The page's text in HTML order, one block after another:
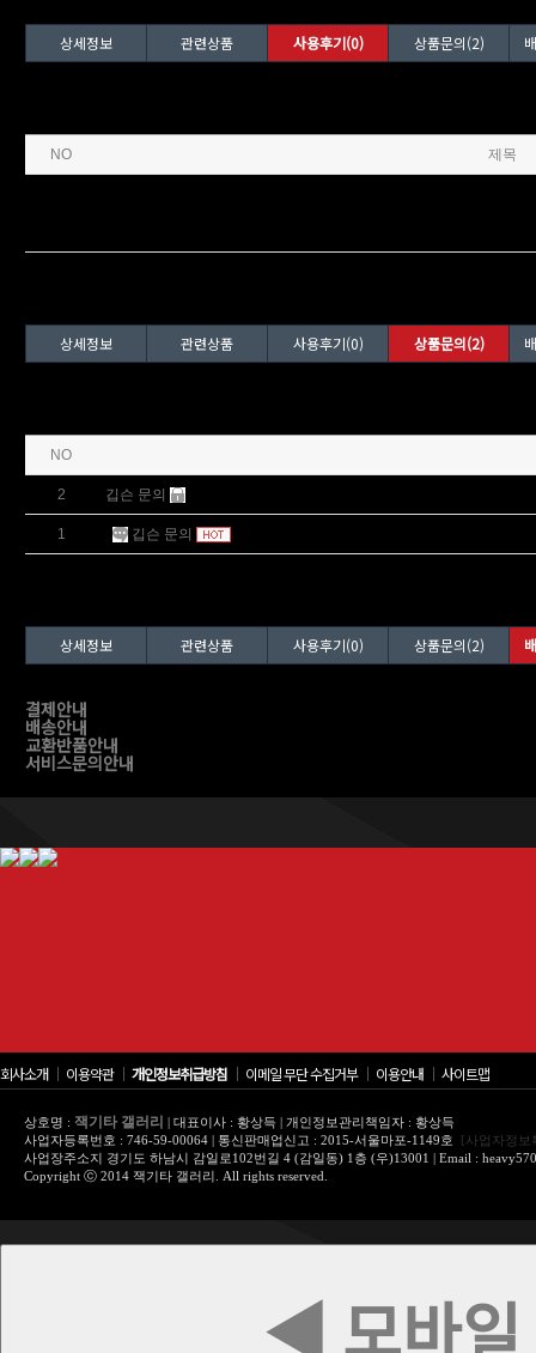
상세정보 관련상품 사용후기(0) 상품문의(2)
상세정보 관련상품 사용후기(0) 상품문의(2)
상세정보 관련상품 사용후기(0) 상품문의(2)
결제안내
배송안내
교환반품안내
서비스문의안내
회사소개│ 이용약관│ 개인정보취급방침 │ 이메일 무단 수집거부│ 이용안내 │ 사이트맵
상호명 : 잭기타 갤러리 | 대표이사 : 황상득 | 개인정보관리책임자 : 황상득
사업자등록번호 : 746-59-00064 | 통신판매업신고 : 2015-서울마포-1149호 [사업자정보
사업장주소지 경기도 하남시 감일로102번길 4 (감일동) 1층 (우)13001 | Email :
Copyright ⓒ 2014 잭기타 갤러리. All rights reserved.